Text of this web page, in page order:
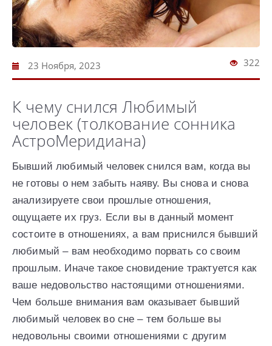
23 Ноября, 2023 322
К чему снился Любимый
человек (толкование сонника
АстроМеридиана)
Бывший любимый человек снился вам, когда вы
не готовы о нем забыть наяву. Вы снова и снова
анализируете свои прошлые отношения,
ощущаете их груз. Если вы в данный момент
состоите в отношениях, а вам приснился бывший
любимый – вам необходимо порвать со своим
прошлым. Иначе такое сновидение трактуется как
ваше недовольство настоящими отношениями.
Чем больше внимания вам оказывает бывший
любимый человек во сне – тем больше вы
недовольны своими отношениями с другим